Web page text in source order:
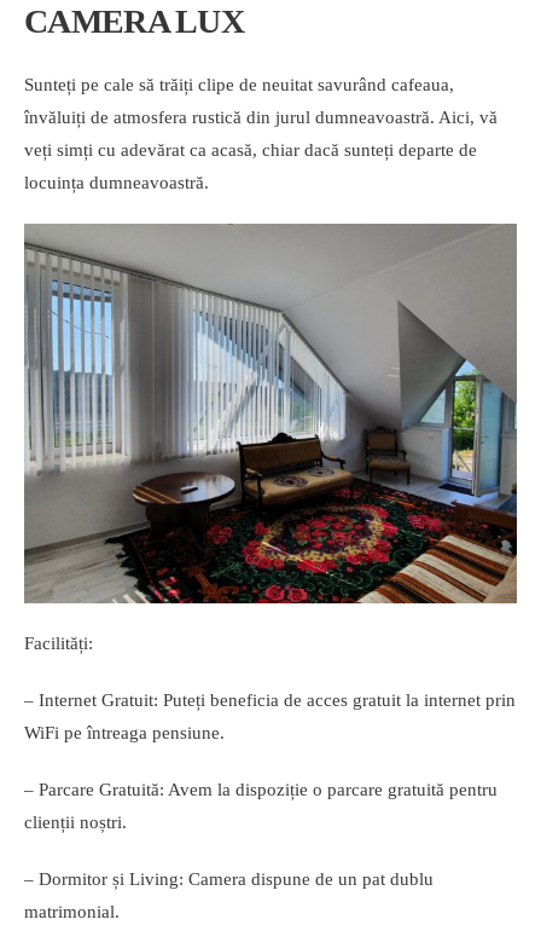
CAMERA LUX
Sunteți pe cale să trăiți clipe de neuitat savurând cafeaua,
învăluiți de atmosfera rustică din jurul dumneavoastră. Aici, vă
veți simți cu adevărat ca acasă, chiar dacă sunteți departe de
locuința dumneavoastră.
Facilități:
– Internet Gratuit: Puteți beneficia de acces gratuit la internet prin
WiFi pe întreaga pensiune.
– Parcare Gratuită: Avem la dispoziție o parcare gratuită pentru
clienții noștri.
– Dormitor și Living: Camera dispune de un pat dublu
matrimonial.